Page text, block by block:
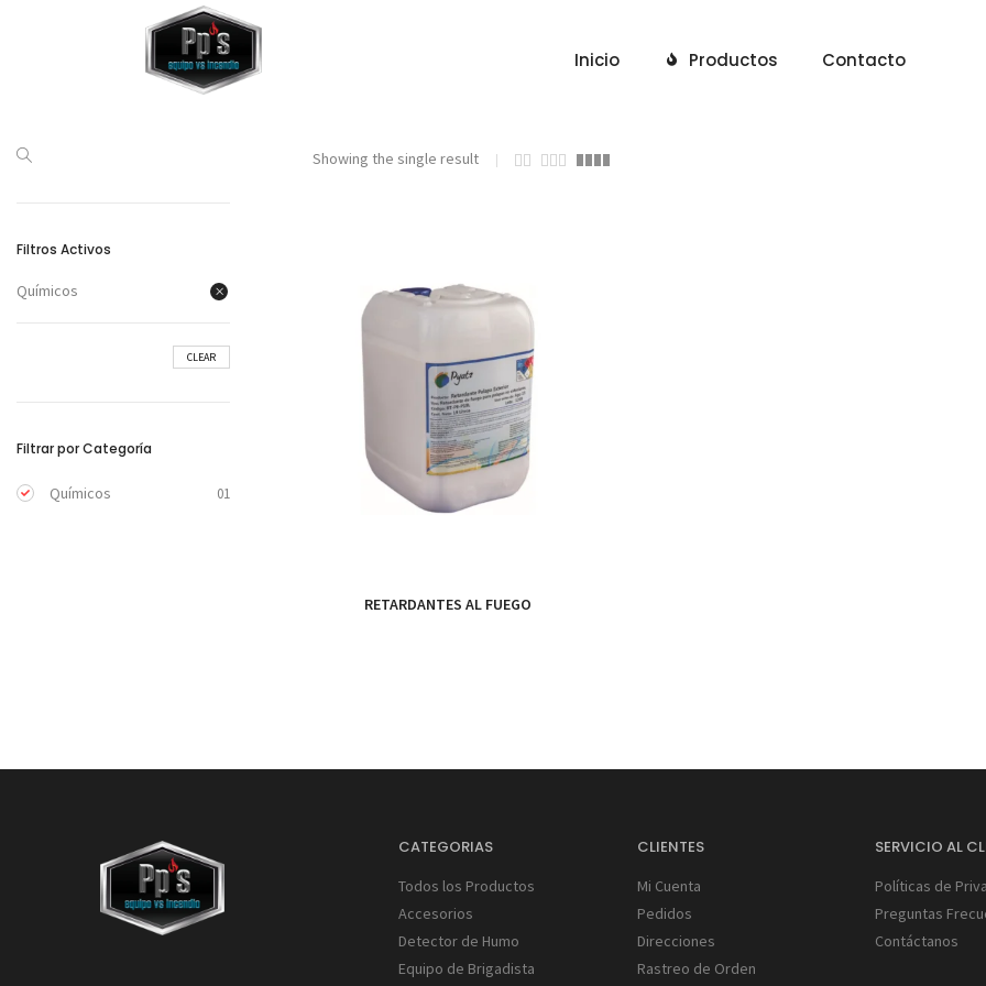
Inicio Productos Contacto
Showing the single result
RETARDANTES AL FUEGO
Filtros Activos
Químicos
CLEAR
Filtrar por Categoría
Químicos 01
CATEGORIAS
Todos los Productos
Accesorios
Detector de Humo
Equipo de Brigadista
CLIENTES
Mi Cuenta
Pedidos
Direcciones
Rastreo de Orden
SERVICIO AL
Políticas de
Preguntas
Contáctanos